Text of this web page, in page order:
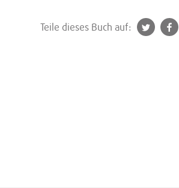
Teile dieses Buch auf:
t
f